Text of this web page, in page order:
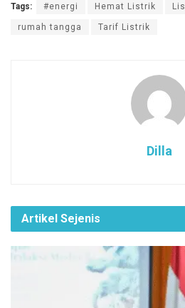
ce
b
tt
er
at
s
e
gr
m
ail
s
Tags: #energi Hemat Listrik
rumah tangga Tarif Listrik
Dilla
Artikel Sejenis